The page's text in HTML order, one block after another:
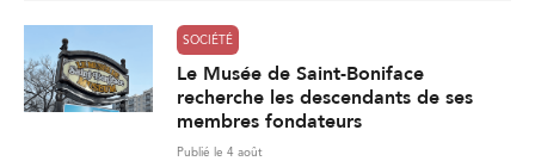
SOCIÉTÉ
Le Musée de Saint-Boniface
recherche les descendants de ses
membres fondateurs
Publié le 4 août